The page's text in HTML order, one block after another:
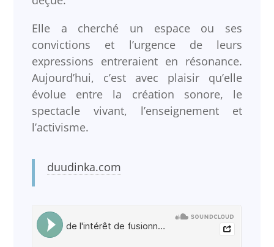
Elle a cherché un espace ou ses
convictions et l’urgence de leurs
expressions entreraient en résonance.
Aujourd’hui, c’est avec plaisir qu’elle
évolue entre la création sonore, le
spectacle vivant, l’enseignement et
l’activisme.
duudinka.com